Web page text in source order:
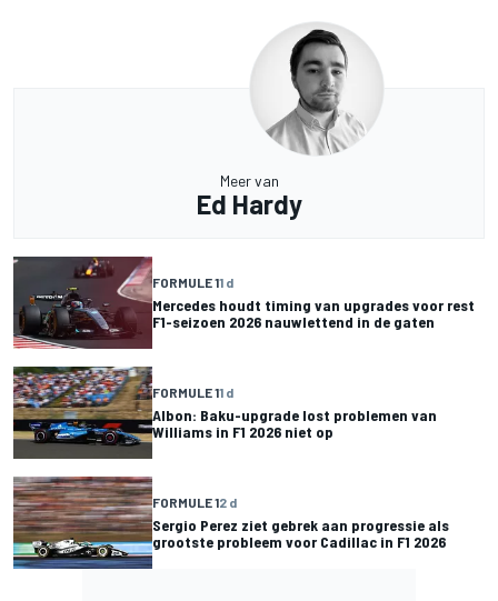
Meer van
Ed Hardy
FORMULE 11 d
Mercedes houdt timing van upgrades voor rest
F1-seizoen 2026 nauwlettend in de gaten
FORMULE 11 d
Albon: Baku-upgrade lost problemen van
Williams in F1 2026 niet op
FORMULE 12 d
Sergio Perez ziet gebrek aan progressie als
grootste probleem voor Cadillac in F1 2026